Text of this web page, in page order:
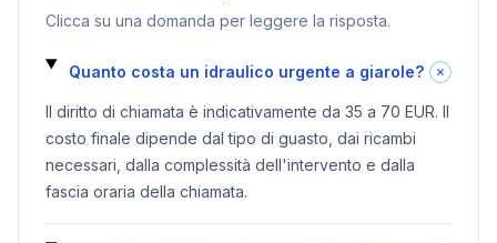
Clicca su una domanda per leggere la risposta.
Quanto costa un idraulico urgente a giarole?
Il diritto di chiamata è indicativamente da 35 a 70 EUR. Il
costo finale dipende dal tipo di guasto, dai ricambi
necessari, dalla complessità dell'intervento e dalla
fascia oraria della chiamata.